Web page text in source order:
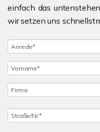
einfach das
wir setzen uns